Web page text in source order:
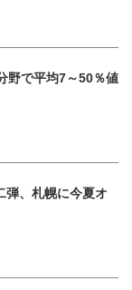
野で平均7～50％値
弾、札幌に今夏オ